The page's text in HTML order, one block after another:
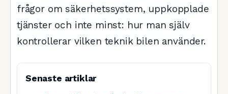
frågor om säkerhetssystem, uppkopplade
tjänster och inte minst: hur man själv
kontrollerar vilken teknik bilen använder.
Senaste artiklar